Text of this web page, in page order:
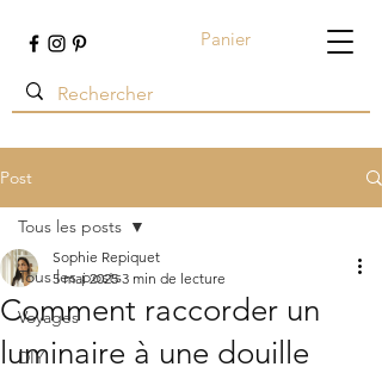
Panier
Post
Tous les posts
Voyages
DIY
Tous les posts
Comment raccorder un
luminaire à une douille
Sophie Repiquet
5 mai 2025 3 min de lecture